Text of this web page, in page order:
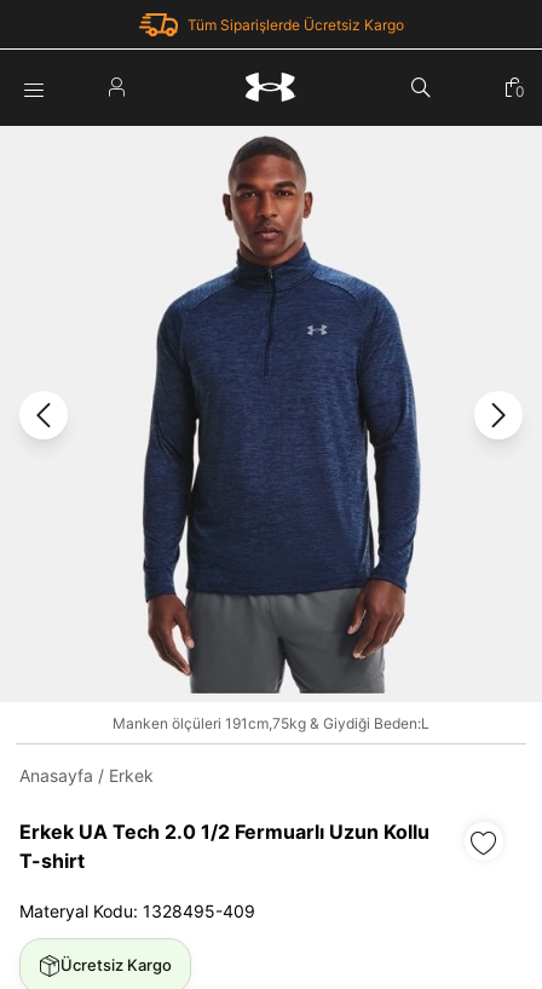
Tüm Siparişlerde Ücretsiz Kargo
Şifremi Unuttum
Under Armour'da yeni misiniz?Kayıt Ol
Üye Olmadan Devam Et
0
Manken ölçüleri 191cm,75kg & Giydiği Beden:L
Anasayfa / Erkek
Erkek UA Tech 2.0 1/2 Fermuarlı Uzun Kollu
T-shirt
Materyal Kodu: 1328495-409
Ücretsiz Kargo
Parola Yenileme
Parolayı Yenile
Giriş Sayfasına Dön
Zaten hesabın var mı? Giriş yap
Daha hızlı ödeme. Hızlı sipariş takibi.
Kolay iade ve değişim.
Şifre